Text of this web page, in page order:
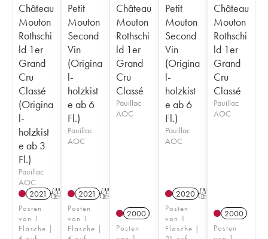
Château
Mouton
Rothschi
ld 1er
Grand
Cru
Classé
(Origina
l-
holzkist
e ab 3
Fl.)
Pauillac
AOC
2021 T
Posten
von 1
Flasche |
Petit
Mouton
Second
Vin
(Origina
l-
holzkist
e ab 6
Fl.)
Pauillac
AOC
2021 T
Posten
von 1
Flasche |
Château
Mouton
Rothschi
ld 1er
Grand
Cru
Classé
Pauillac
AOC
2000
Posten
Petit
Mouton
Second
Vin
(Origina
l-
holzkist
e ab 6
Fl.)
Pauillac
AOC
2020 T
Posten
von 1
Flasche |
Château
Mouton
Rothschi
ld 1er
Grand
Cru
Classé
Pauillac
AOC
2000
Posten